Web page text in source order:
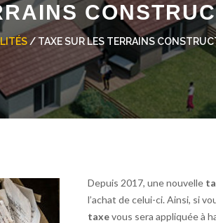
/ TAXE SUR LES TERRAINS
Depuis 2017, une nouvelle
l’achat de celui-ci. Ainsi, si
taxevous sera appliquée à